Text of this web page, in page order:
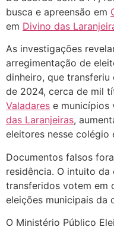
busca e apreensão em
em Divino das
As investigações
arregimentação de
dinheiro, que
de 2024, cerca de mil
Valadares e municípios
das Laranjeiras,
eleitores nesse colégio
Documentos falsos
residência. O intuito
transferidos votem em
eleições municipais da
O Ministério Público